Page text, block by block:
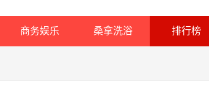
商务娱乐 桑拿洗浴 排行榜